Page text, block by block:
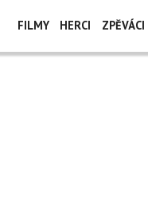
FILMY HERCI ZPĚVÁCI